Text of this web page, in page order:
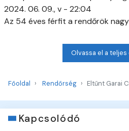
2024. 06. 09., v - 22:04
Az 54 éves férfit a rendőrök nagy
Olvassa el a teljes
Főoldal Rendőrség Eltűnt Garai
Kapcsolódó